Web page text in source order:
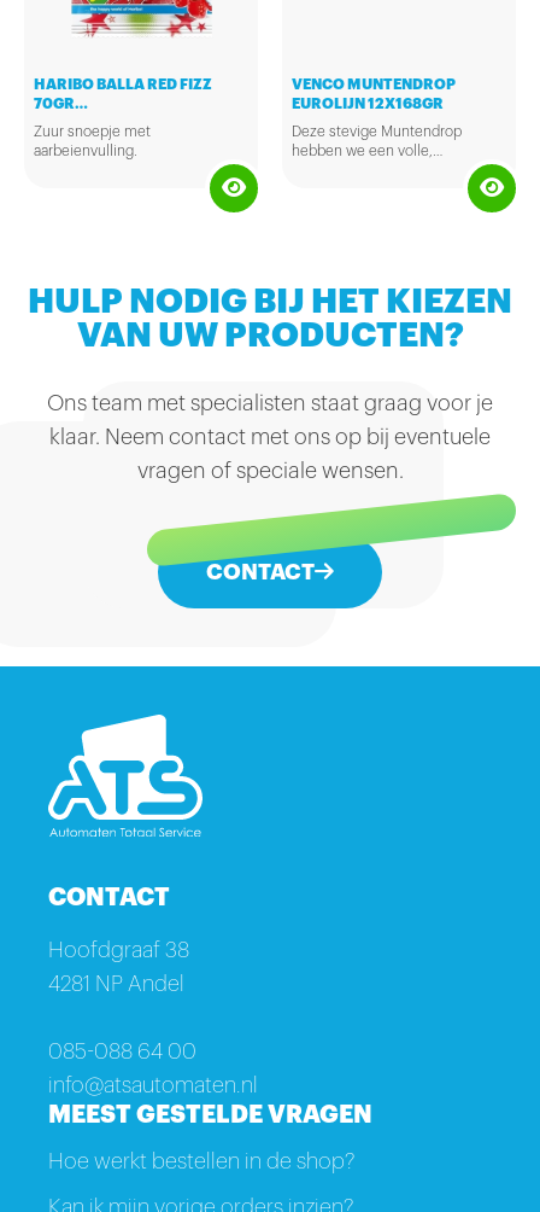
HARIBO BALLA RED FIZZ
70GR
(KANTINEVERPAKKING)
Zuur snoepje met
aarbeienvulling.
VENCO MUNTENDROP
EUROLIJN 12X168GR
Deze stevige Muntendrop
hebben we een volle,
uitgebalanceerde smaak van
HULP NODIG BIJ HET KIEZEN
VAN UW PRODUCTEN?
Ons team met specialisten staat graag voor je
klaar. Neem contact met ons op bij eventuele
vragen of speciale wensen.
CONTACT
CONTACT
Hoofdgraaf 38
4281 NP Andel
085-088 64 00
info@atsautomaten.nl
MEEST GESTELDE VRAGEN
Hoe werkt bestellen in de shop?
Kan ik mijn vorige orders inzien?